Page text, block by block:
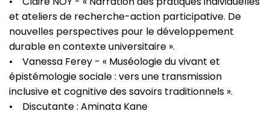
et ateliers de recherche-action participative. De
nouvelles perspectives pour le développement
durable en contexte universitaire ».
• Vanessa Ferey - « Muséologie du vivant et
épistémologie sociale : vers une transmission
inclusive et cognitive des savoirs traditionnels ».
• Discutante : Aminata Kane